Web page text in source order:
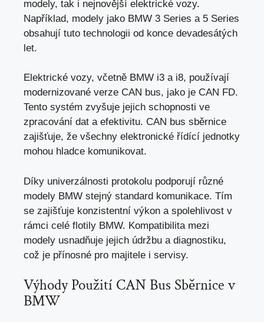
modely, tak i nejnovější elektrické vozy.
Například, modely jako BMW 3 Series a 5 Series
obsahují tuto technologii od konce devadesátých
let.
Elektrické vozy, včetně BMW i3 a i8, používají
modernizované verze CAN bus, jako je CAN FD.
Tento systém zvyšuje jejich schopnosti ve
zpracování dat a efektivitu. CAN bus sběrnice
zajišťuje, že všechny elektronické řídící jednotky
mohou hladce komunikovat.
Díky univerzálnosti protokolu podporují různé
modely BMW stejný standard komunikace. Tím
se zajišťuje konzistentní výkon a spolehlivost v
rámci celé flotily BMW. Kompatibilita mezi
modely usnadňuje jejich údržbu a diagnostiku,
což je přínosné pro majitele i servisy.
Výhody Použití CAN Bus Sběrnice v
BMW